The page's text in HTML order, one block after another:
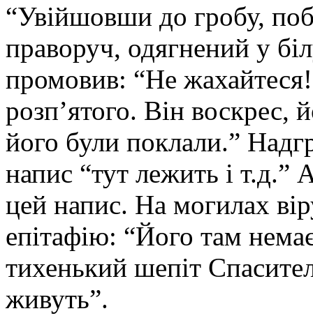
“Увійшовши до гробу,
праворуч, одягнений у
промовив: “Не
розп’ятого. Він воскрес,
його були поклали.”
напис “тут лежить і т.д.”
цей напис. На могилах
епітафію: “Його там
тихенький шепіт
живуть”.